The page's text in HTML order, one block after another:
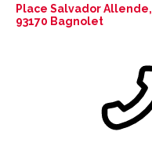
Place Salvador Allende,
93170 Bagnolet